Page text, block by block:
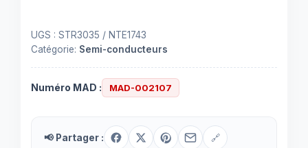
UGS : STR3035 / NTE1743
Catégorie: Semi-conducteurs
Numéro MAD : MAD-002107
📢 Partager : 🔗